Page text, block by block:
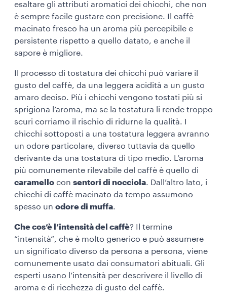
esaltare gli attributi aromatici dei chicchi, che non
è sempre facile gustare con precisione. Il caffè
macinato fresco ha un aroma più percepibile e
persistente rispetto a quello datato, e anche il
sapore è migliore.
Il processo di tostatura dei chicchi può variare il
gusto del caffè, da una leggera acidità a un gusto
amaro deciso. Più i chicchi vengono tostati più si
sprigiona l’aroma, ma se la tostatura li rende troppo
scuri corriamo il rischio di ridurne la qualità. I
chicchi sottoposti a una tostatura leggera avranno
un odore particolare, diverso tuttavia da quello
derivante da una tostatura di tipo medio. L’aroma
più comunemente rilevabile del caffè è quello di
caramello con sentori di nocciola. Dall’altro lato, i
chicchi di caffè macinato da tempo assumono
spesso un odore di muffa.
Che cos’è l’intensità del caffè? Il termine
“intensità”, che è molto generico e può assumere
un significato diverso da persona a persona, viene
comunemente usato dai consumatori abituali. Gli
esperti usano l’intensità per descrivere il livello di
aroma e di ricchezza di gusto del caffè.